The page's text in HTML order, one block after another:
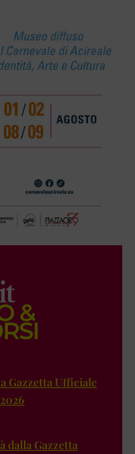
Gazzetta Ufficiale
dalla Gazzetta